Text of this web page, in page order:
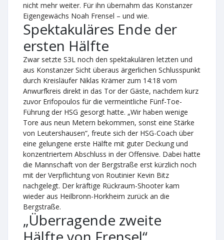
nicht mehr weiter. Für ihn übernahm das Konstanzer
Eigengewächs Noah Frensel – und wie.
Spektakuläres Ende der
ersten Hälfte
Zwar setzte S3L noch den spektakulären letzten und
aus Konstanzer Sicht überaus ärgerlichen Schlusspunkt
durch Kreisläufer Niklas Krämer zum 14:18 vom
Anwurfkreis direkt in das Tor der Gäste, nachdem kurz
zuvor Erifopoulos für die vermeintliche Fünf-Toe-
Führung der HSG gesorgt hatte. „Wir haben wenige
Tore aus neun Metern bekommen, sonst eine Stärke
von Leutershausen“, freute sich der HSG-Coach über
eine gelungene erste Hälfte mit guter Deckung und
konzentriertem Abschluss in der Offensive. Dabei hatte
die Mannschaft von der Bergstraße erst kürzlich noch
mit der Verpflichtung von Routinier Kevin Bitz
nachgelegt. Der kräftige Rückraum-Shooter kam
wieder aus Heilbronn-Horkheim zurück an die
Bergstraße.
„Überragende zweite